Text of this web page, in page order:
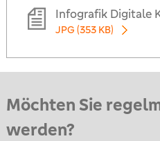
Infografik Digitale
JPG (353 KB)
Möchten Sie
werden?